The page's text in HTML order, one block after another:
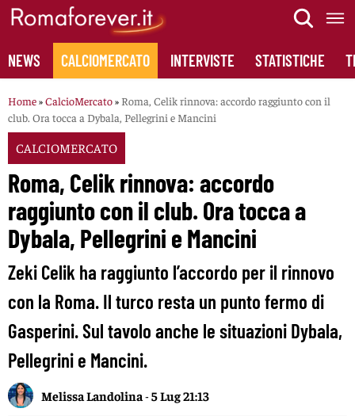
Skip
content
NEWS CALCIOMERCATO INTERVISTE STATISTICHE
Home»CalcioMercato» Roma, Celik rinnova: accordo raggiunto con il
club. Ora tocca a Dybala, Pellegrini e Mancini
CALCIOMERCATO
Roma, Celik rinnova: accordo
raggiunto con il club. Ora tocca a
Dybala, Pellegrini e Mancini
Zeki Celik ha raggiunto l’accordo per il rinnovo
con la Roma. Il turco resta un punto fermo di
Gasperini. Sul tavolo anche le situazioni Dybala,
Pellegrini e Mancini.
Melissa Landolina -5 Lug 21:13